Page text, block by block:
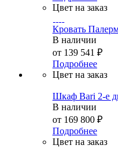
Цвет на заказ
Кровать
В наличии
от 139 541 ₽
Подробнее
Цвет на заказ
Шкаф Bari 2-е
В наличии
от 169 800 ₽
Подробнее
Цвет на заказ